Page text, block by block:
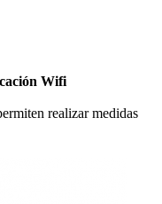
Wifi
realizar medidas